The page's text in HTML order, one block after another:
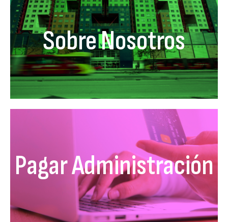
Sobre Nosotros
Pagar Administración